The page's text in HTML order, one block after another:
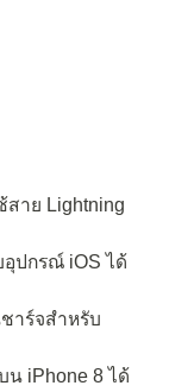
าย Lightning
อุปกรณ์ iOS ได้
าร์จสำหรับ
น iPhone 8 ได้